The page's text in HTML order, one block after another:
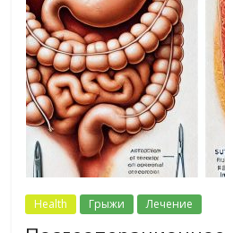
Health Грыжи Лечение